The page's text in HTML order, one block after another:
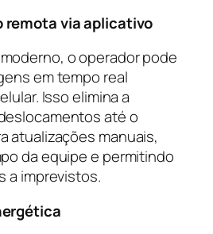
remota via aplicativo
o operador pode
em tempo real
Isso elimina a
até o
atualizações manuais,
da equipe e permitindo
a imprevistos.